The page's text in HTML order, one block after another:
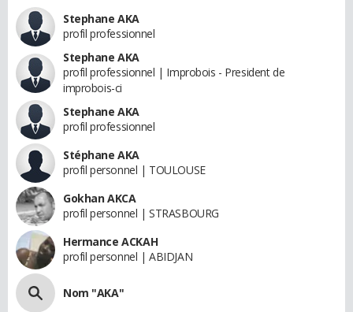
Stephane AKA
profil professionnel
Stephane AKA
profil professionnel | Improbois - President de
improbois-ci
Stephane AKA
profil professionnel
Stéphane AKA
profil personnel | TOULOUSE
Gokhan AKCA
profil personnel | STRASBOURG
Hermance ACKAH
profil personnel | ABIDJAN
Nom "AKA"